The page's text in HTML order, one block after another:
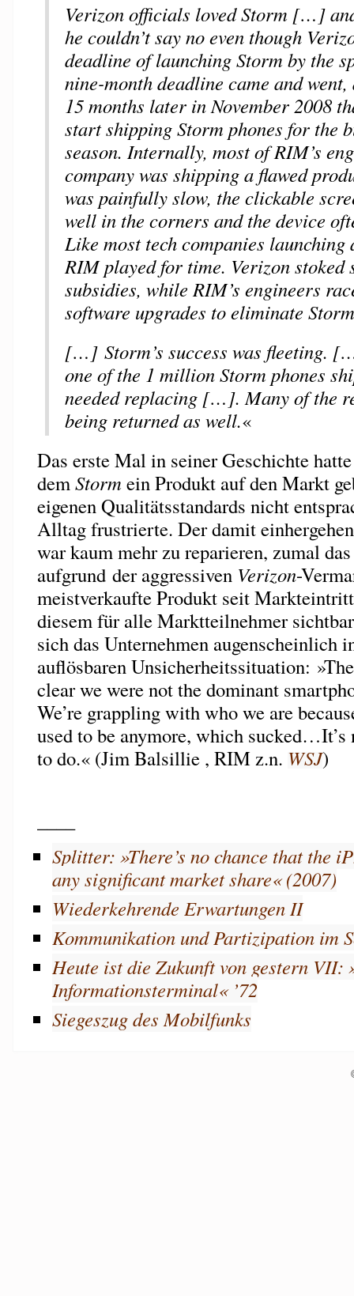
Verizon officials loved Storm […]
he couldn’t say no even though
deadline of launching Storm by the
nine-month deadline came and
15 months later in November 2008
start shipping Storm phones for the
season. Internally, most of RIM’s
company was shipping a flawed
was painfully slow, the clickable
well in the corners and the device
Like most tech companies
RIM played for time. Verizon stoked
subsidies, while RIM’s engineers
software upgrades to eliminate
[…] Storm’s success was fleeting.
one of the 1 million Storm phones
needed replacing […]. Many of the
being returned as well.«
Das erste Mal in seiner Geschichte
demStormein Produkt auf den Markt
eigenen Qualitätsstandards nicht
Alltag frustrierte. Der damit
war kaum mehr zu reparieren, zumal
aufgrund der aggressiven Verizon-
meistverkaufte Produkt seit
diesem für alle Marktteilnehmer
sich das Unternehmen augenscheinlich
auflösbaren Unsicherheitssituation:
clear we were not the dominant
We’re grappling with who we are
used to be anymore, which
to do.« (Jim Balsillie , RIM z.n. WSJ)
Splitter: »There’s no chance that the
any significant market share« (2007)
Wiederkehrende Erwartungen II
Kommunikation und Partizipation im
Heute ist die Zukunft von gestern VII:
Informationsterminal« ’72
Siegeszug des Mobilfunks